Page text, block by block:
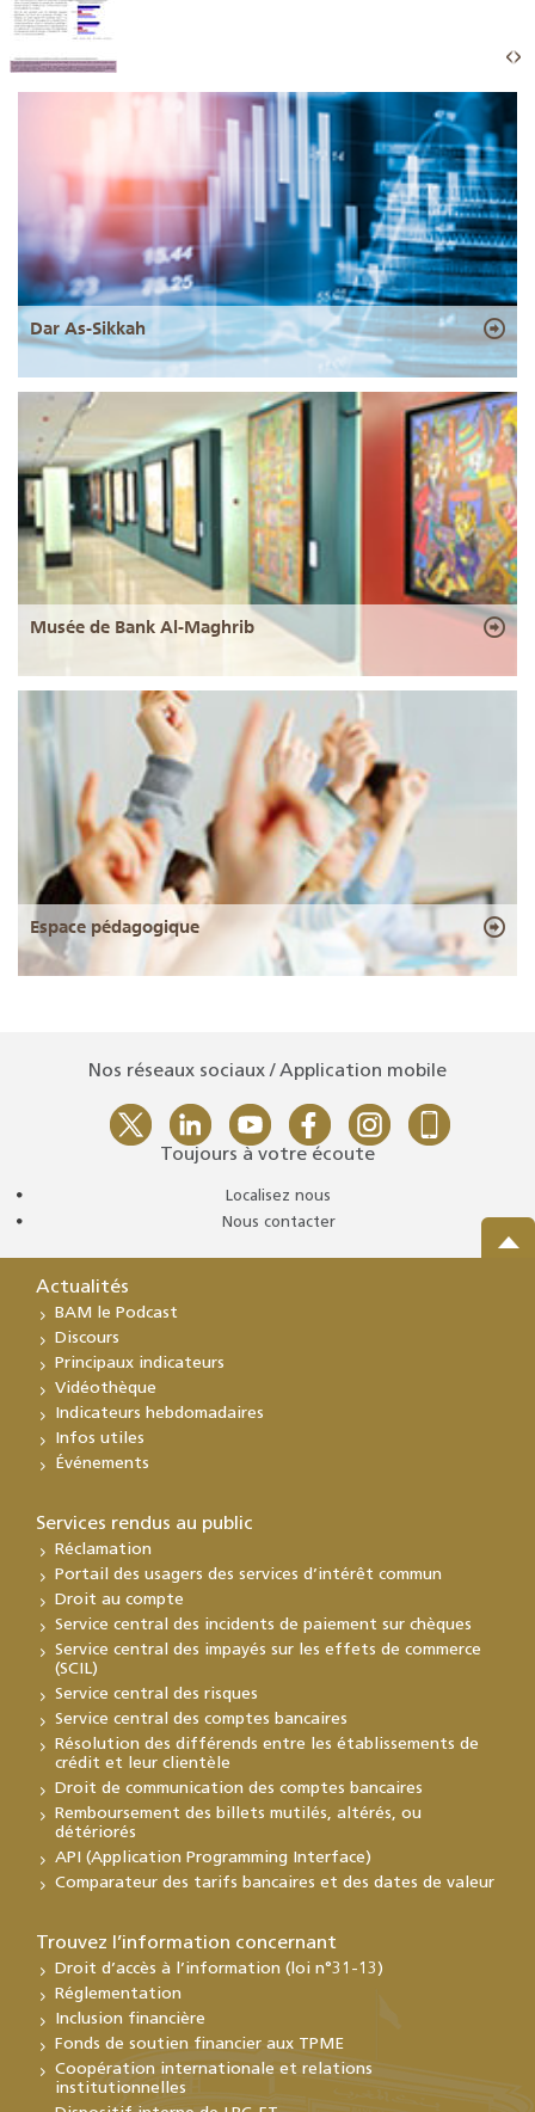
Dar As-Sikkah
Musée de Bank Al-Maghrib
Espace pédagogique
Nos réseaux sociaux / Application mobile
Toujours à votre écoute
Localisez nous
Nous contacter
Actualités
BAM le Podcast
Discours
Principaux indicateurs
Vidéothèque
Indicateurs hebdomadaires
Infos utiles
Événements
Services rendus au public
Réclamation
Portail des usagers des services d’intérêt commun
Droit au compte
Service central des incidents de paiement sur chèques
Service central des impayés sur les effets de commerce
(SCIL)
Service central des risques
Service central des comptes bancaires
Résolution des différends entre les établissements de
crédit et leur clientèle
Droit de communication des comptes bancaires
Remboursement des billets mutilés, altérés, ou
détériorés
API (Application Programming Interface)
Comparateur des tarifs bancaires et des dates de valeur
Trouvez l’information concernant
Droit d’accès à l’information (loi n°31-13)
Réglementation
Inclusion financière
Fonds de soutien financier aux TPME
Coopération internationale et relations
institutionnelles